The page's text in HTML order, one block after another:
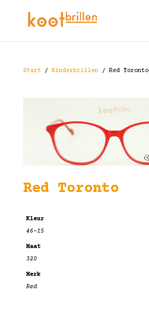
Start/ Kinderbrillen/ Red Toronto
Red Toronto
Kleur
46-15
Maat
320
Merk
Red